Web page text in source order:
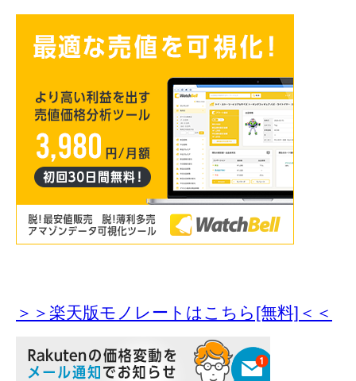
＞＞楽天版モノレートはこちら[無料]＜＜